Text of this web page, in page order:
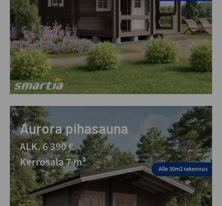
Aurora pihasauna
ALK. 6 390 €
Kerrosala 7 m²
Alle 30m2 rakennus